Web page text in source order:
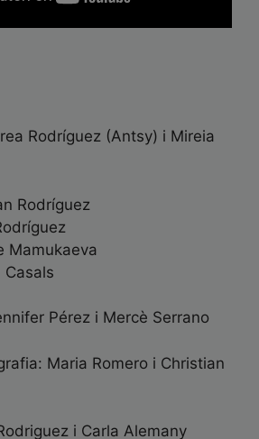
Rodríguez (Antsy) i Mireia
Rodríguez
Mamukaeva
Casals
Pérez i Mercè Serrano
Maria Romero i Christian
i Carla Alemany